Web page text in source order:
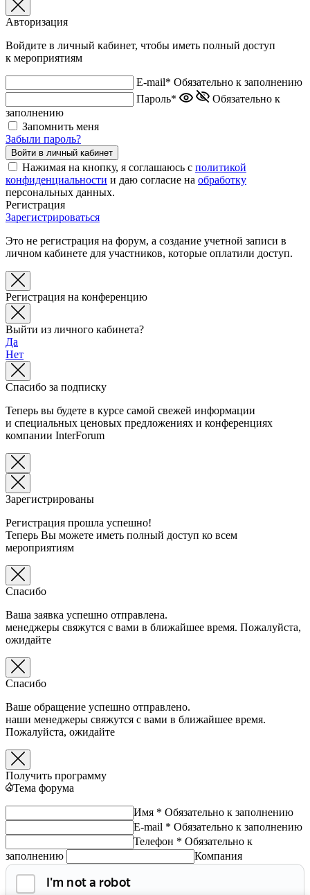
Авторизация
Войдите в личный кабинет, чтобы иметь полный доступ
к мероприятиям
E-mail* Обязательно к заполнению
Пароль*
Обязательно к
заполнению
Запомнить меня
Забыли пароль?
Нажимая на кнопку, я соглашаюсь с политикой
конфиденциальности и даю согласие на обработку
персональных данных.
Регистрация
Зарегистрироваться
Это не регистрация на форум, а создание учетной записи в
личном кабинете для участников, которые оплатили доступ.
Регистрация на конференцию
Выйти из личного кабинета?
Да
Нет
Спасибо за подписку
Теперь вы будете в курсе самой свежей информации
и специальных ценовых предложениях и конференциях
компании InterForum
Зарегистрированы
Регистрация прошла успешно!
Теперь Вы можете иметь полный доступ ко всем
мероприятиям
Спасибо
Ваша заявка успешно отправлена.
менеджеры свяжутся с вами в ближайшее время. Пожалуйста,
ожидайте
Спасибо
Ваше обращение успешно отправлено.
наши менеджеры свяжутся с вами в ближайшее время.
Пожалуйста, ожидайте
Получить программу
Тема форума
Имя * Обязательно к заполнению
E-mail * Обязательно к заполнению
Телефон * Обязательно к
заполнению
Компания